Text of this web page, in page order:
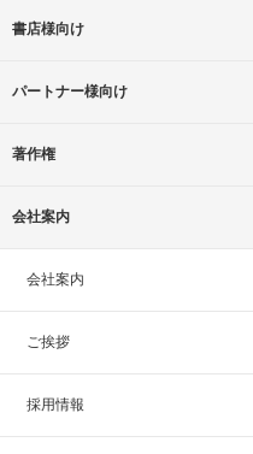
書店様向け
パートナー様向け
著作権
会社案内
会社案内
ご挨拶
採用情報